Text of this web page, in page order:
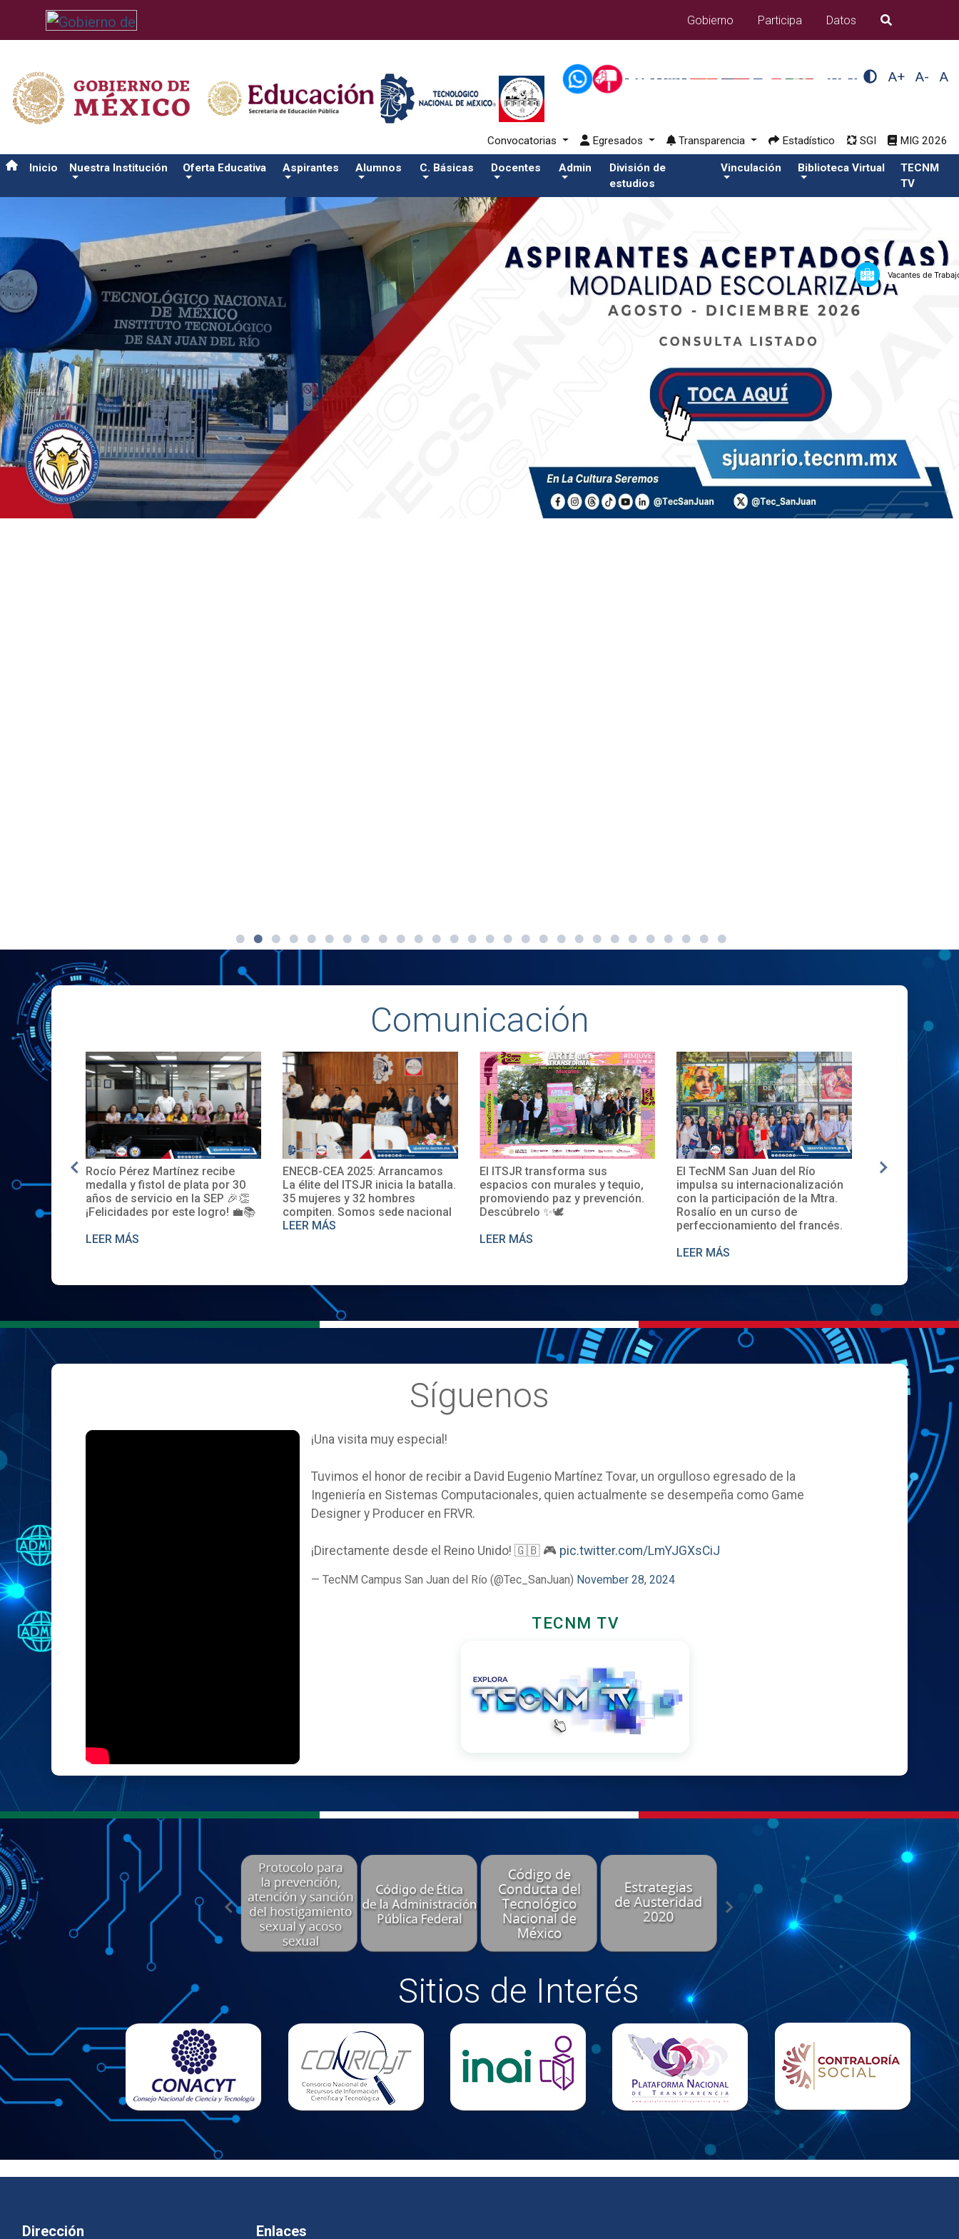
/usr/bin/ruby /www/wwwroot/sjuanrio.tecnm.mx/api/article.rb 42-aspirantes/plantilla_tecnmSalida del comando:
Gobierno
Participa Datos B�squeda
A+ A- A
Convocatorias Egresados Transparencia Estadístico SGI MIG 2026
Inicio Nuestra Institución Oferta Educativa Aspirantes Alumnos C. Básicas Docentes Admin
División de
estudios
Vinculación Biblioteca Virtual
TECNM
TV
Comunicación
EE.UU.
Rocío Pérez Martínez recibe
medalla y fistol de plata por 30
años de servicio en la SEP 🎉👏
¡Felicidades por este logro! 💼📚
LEER MÁS
ENECB-CEA 2025: Arrancamos
La élite del ITSJR inicia la batalla.
35 mujeres y 32 hombres
compiten. Somos sede nacional
LEER MÁS
El ITSJR transforma sus
espacios con murales y tequio,
promoviendo paz y prevención.
Descúbrelo ✨🕊
LEER MÁS
El TecNM San Juan del Río
impulsa su internacionalización
con la participación de la Mtra.
Rosalío en un curso de
perfeccionamiento del francés.
LEER MÁS
✨🎓Toma de
Síguenos
¡Una visita muy especial!
Tuvimos el honor de recibir a David Eugenio Martínez Tovar, un orgulloso egresado de la
Ingeniería en Sistemas Computacionales, quien actualmente se desempeña como Game
Designer y Producer en FRVR.
¡Directamente desde el Reino Unido! 🇬🇧 🎮 pic.twitter.com/LmYJGXsCiJ
— TecNM Campus San Juan del Río (@Tec_SanJuan) November 28, 2024
TECNM TV
Sitios de Interés
Dirección Enlaces